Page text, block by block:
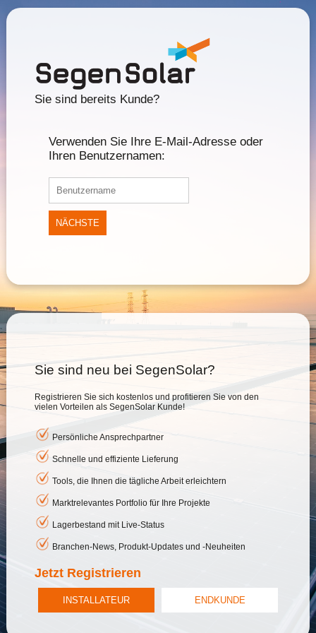
Sie sind bereits Kunde?
Verwenden Sie Ihre E-Mail-Adresse oder
Ihren Benutzernamen:
NÄCHSTE
Sie sind neu bei SegenSolar?
Registrieren Sie sich kostenlos und profitieren Sie von den
vielen Vorteilen als SegenSolar Kunde!
Persönliche Ansprechpartner
Schnelle und effiziente Lieferung
Tools, die Ihnen die tägliche Arbeit erleichtern
Marktrelevantes Portfolio für Ihre Projekte
Lagerbestand mit Live-Status
Branchen-News, Produkt-Updates und -Neuheiten
Jetzt Registrieren
INSTALLATEUR ENDKUNDE